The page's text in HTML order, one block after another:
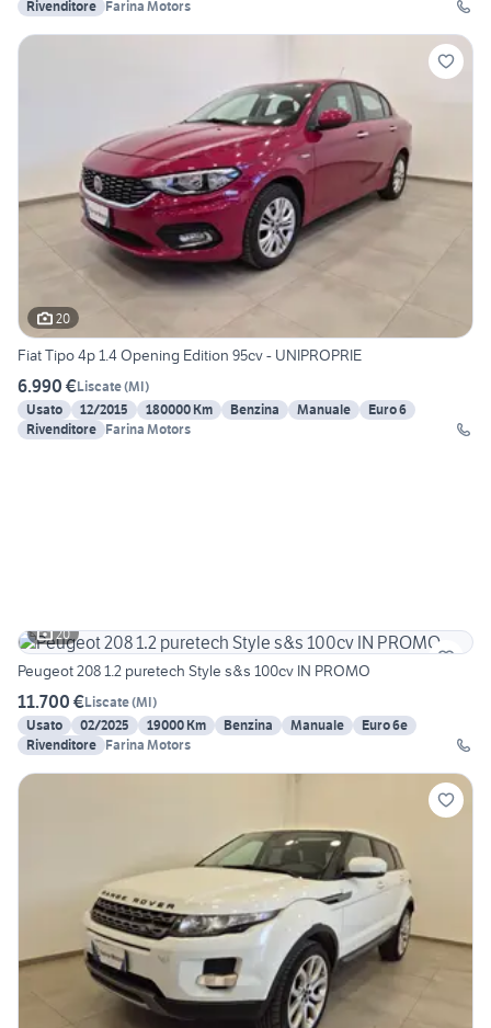
Rivenditore Farina Motors
20
Fiat Tipo 4p 1.4 Opening Edition 95cv - UNIPROPRIE
6.990 €Liscate(MI)
Usato
12/2015 180000 Km Benzina Manuale
Euro 6
Rivenditore Farina Motors
20
Peugeot 208 1.2 puretech Style s&s 100cv IN PROMO
11.700 €Liscate(MI)
Usato
02/2025 19000 Km Benzina Manuale
Euro 6e
Rivenditore Farina Motors